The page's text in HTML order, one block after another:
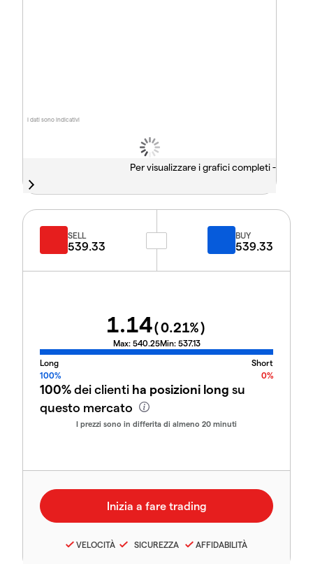
I dati sono indicativi
Per visualizzare i grafici completi -
SELL
539.33
BUY
539.33
1.14(0.21%)
Max: 540.25Min: 537.13
Long
Short
100%
0%
100%dei clienti ha posizioni long su
questo mercato
I prezzi sono in differita di almeno 20 minuti
VELOCITÀ SICUREZZA AFFIDABILITÀ